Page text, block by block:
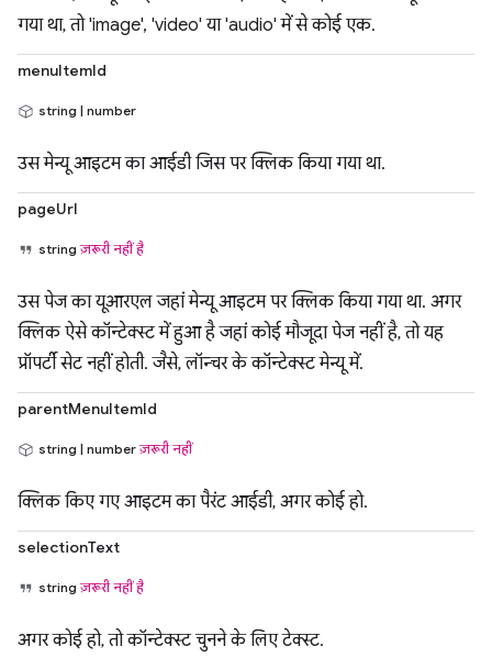
गया था, तो 'image', 'video' या 'audio' में से कोई एक.
menuItemId
string | number
उस मेन्यू आइटम का आईडी जिस पर क्लिक किया गया था.
pageUrl
stringज़रूरी नहीं है
उस पेज का यूआरएल जहां मेन्यू आइटम पर क्लिक किया गया था. अगर
क्लिक ऐसे कॉन्टेक्स्ट में हुआ है जहां कोई मौजूदा पेज नहीं है, तो यह
प्रॉपर्टी सेट नहीं होती. जैसे, लॉन्चर के कॉन्टेक्स्ट मेन्यू में.
parentMenuItemId
string | numberज़रूरी नहीं
क्लिक किए गए आइटम का पैरंट आईडी, अगर कोई हो.
selectionText
stringज़रूरी नहीं है
अगर कोई हो, तो कॉन्टेक्स्ट चुनने के लिए टेक्स्ट.